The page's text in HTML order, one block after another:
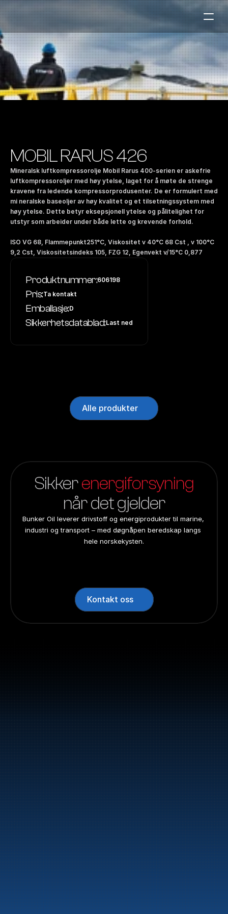
Marine
Auto & Industri
Bensinstasjoner
Våre Produkter
Om Selskapet
NO|EN
Kontakt oss
MOBIL RARUS 426
Mineralsk luftkompressorolje Mobil Rarus 400-serien er askefrie
luftkompressoroljer med høy ytelse, laget for å møte de strenge
kravene fra ledende kompressorprodusenter. De er formulert med
mi neralske baseoljer av høy kvalitet og et tilsetningssystem med
høy ytelse. Dette betyr eksepsjonell ytelse og pålitelighet for
utstyr som arbeider under både lette og krevende forhold.
ISO VG 68, Flammepunkt251°C, Viskositet v 40°C 68 Cst , v 100°C
9,2 Cst, Viskositetsindeks 105, FZG 12, Egenvekt v/15°C 0,877
Produktnummer:606198
Pris:Ta kontakt
Emballasje:D
Sikkerhetsdatablad:Last ned
Alle produkter
Sikker energiforsyning
når det gjelder
Bunker Oil leverer drivstoff og energiprodukter til marine,
industri og transport – med døgnåpen beredskap langs
hele norskekysten.
Kontakt oss
47
Bunker Oil leverer drivstoff og energiprodukter
langs hele norskekysten.
Marine
Auto & Industri
Bensinstasjoner
Tankingskort